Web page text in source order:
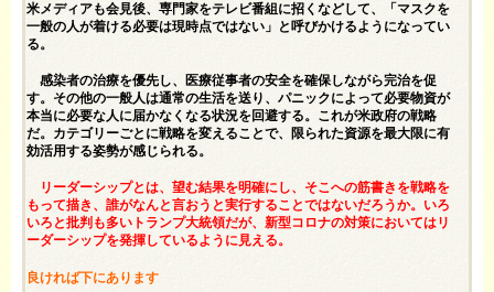
米メディアも会見後、専門家をテレビ番組に招くなどして、「マスクを
一般の人が着ける必要は現時点ではない」と呼びかけるようになってい
る。
感染者の治療を優先し、医療従事者の安全を確保しながら完治を促
す。その他の一般人は通常の生活を送り、パニックによって必要物資が
本当に必要な人に届かなくなる状況を回避する。これが米政府の戦略
だ。カテゴリーごとに戦略を変えることで、限られた資源を最大限に有
効活用する姿勢が感じられる。
リーダーシップとは、望む結果を明確にし、そこへの筋書きを戦略を
もって描き、誰がなんと言おうと実行することではないだろうか。いろ
いろと批判も多いトランプ大統領だが、新型コロナの対策においてはリ
ーダーシップを発揮しているように見える。
良ければ下にあります